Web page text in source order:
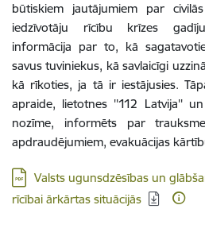
būtiskiem jautājumiem par
iedzīvotāju rīcību krīzes
informācija par to, kā
savus tuviniekus, kā savlaicīgi
kā rīkoties, ja tā ir iestājusies.
apraide, lietotnes ''112 Latvija''
nozīme, informēts par
apdraudējumiem, evakuācijas
Lejupielādēt:
Valsts ugunsdzēsības un
rīcībai ārkārtas situācijās